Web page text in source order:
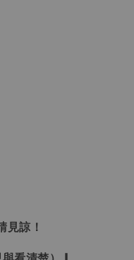
見諒！